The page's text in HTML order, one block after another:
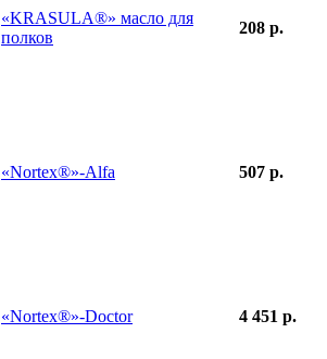
«KRASULA®» масло для
полков
208 р.
«Nortex®»-Alfa 507 р.
«Nortex®»-Doctor 4 451 р.